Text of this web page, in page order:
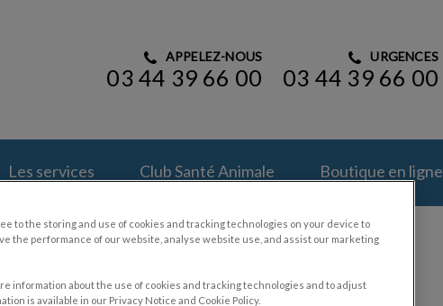
APPELEZ-NOUS
03 44 39 66 00
URGENCES
03 44 39 66 00
Les services Club Santé Animale Boutique en ligne
to the storing and use of cookies and tracking technologies on your device to
the performance of our website, analyse website use, and assist our marketing
information about the use of cookies and tracking technologies and to adjust
is available in our Privacy Notice and Cookie Policy.